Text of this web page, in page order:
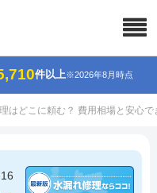
件以上※2026年8月時点
はどこに頼む？ 費用相場と安心で